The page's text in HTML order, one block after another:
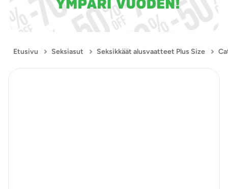
Etusivu Seksiasut Seksikkäät alusvaatteet Plus Size